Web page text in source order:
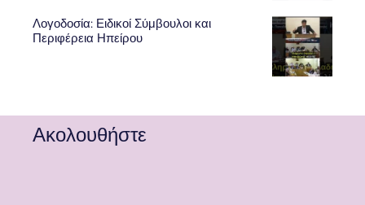
Λογοδοσία: Ειδικοί Σύμβουλοι και
Περιφέρεια Ηπείρου
Ακολουθήστε